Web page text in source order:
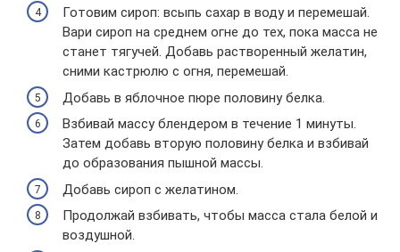
Готовим сироп: всыпь сахар в воду и перемешай.
Вари сироп на среднем огне до тех, пока масса не
станет тягучей. Добавь растворенный желатин,
сними кастрюлю с огня, перемешай.
Добавь в яблочное пюре половину белка.
Взбивай массу блендером в течение 1 минуты.
Затем добавь вторую половину белка и взбивай
до образования пышной массы.
Добавь сироп с желатином.
Продолжай взбивать, чтобы масса стала белой и
воздушной.